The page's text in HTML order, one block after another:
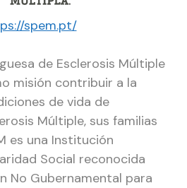
spem.pt/
de Esclerosis Múltiple
misión contribuir a la
de vida de
Múltiple, sus familias
es una Institución
Social reconocida
No Gubernamental para